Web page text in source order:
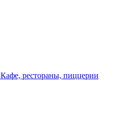
Кафе, рестораны, пиццерии